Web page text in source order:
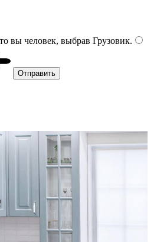
вы человек, выбрав Грузовик.